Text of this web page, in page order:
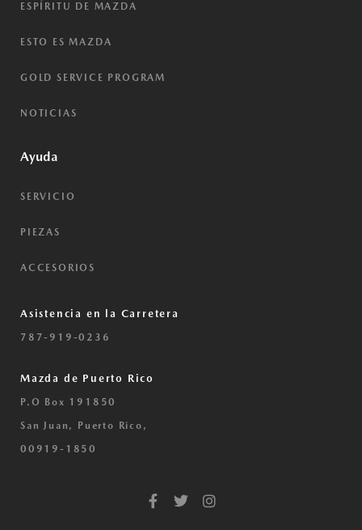
ESPÍRITU DE MAZDA
ESTO ES MAZDA
GOLD SERVICE PROGRAM
NOTICIAS
Ayuda
SERVICIO
PIEZAS
ACCESORIOS
Asistencia en la Carretera
787-919-0236
Mazda de Puerto Rico
P.O Box 191850
San Juan, Puerto Rico,
00919-1850
F
T
I